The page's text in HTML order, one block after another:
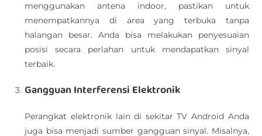
menggunakan antena indoor, pastikan untuk
menempatkannya di area yang terbuka tanpa
halangan besar. Anda bisa melakukan penyesuaian
posisi secara perlahan untuk mendapatkan sinyal
terbaik.
Gangguan Interferensi Elektronik
Perangkat elektronik lain di sekitar TV Android Anda
juga bisa menjadi sumber gangguan sinyal. Misalnya,